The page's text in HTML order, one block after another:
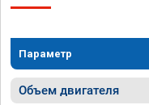
Параметр
Объем двигателя